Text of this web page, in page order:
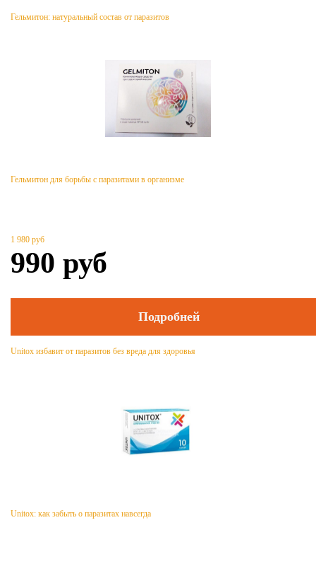
Гельмитон: натуральный состав от паразитов
Гельмитон для борьбы с паразитами в организме
1 980 руб
990 руб
Подробней
Unitox избавит от паразитов без вреда для здоровья
Unitox: как забыть о паразитах навсегда